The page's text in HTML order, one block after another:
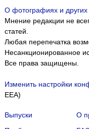
О фотографиях и
Мнение редакции не
статей.
Любая перепечатка
Несанкционированное
Все права защищены.
Изменить настройки
EEA)
Выпуски
О